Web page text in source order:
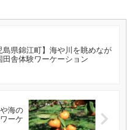
島県錦江町】海や川を眺めなが
田舎体験ワーケーション
海の
ーケ